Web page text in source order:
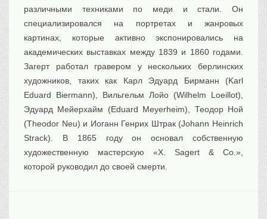
различными техниками по меди и стали. Он
специализировался на портретах и ​​жанровых
картинах, которые активно экспонировались на
академических выставках между 1839 и 1860 годами.
Загерт работал гравером у нескольких берлинских
художников, таких как Карл Эдуард Бирманн (Karl
Eduard Biermann), Вильгельм Лойо (Wilhelm Loeillot),
Эдуард Мейерхайм (Eduard Meyerheim), Теодор Ной
(Theodor Neu) и Иоганн Генрих Штрак (Johann Heinrich
Strack). В 1865 году он основал собственную
художественную мастерскую «Х. Sagert & Co.»,
которой руководил до своей смерти.